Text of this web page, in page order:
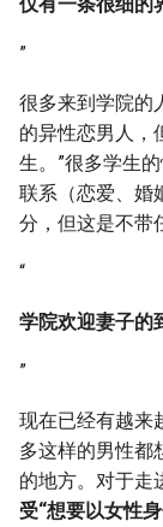
”
很多来到学院的
的异性恋男人，
生。”很多学生
联系（恋爱、婚
分，但这是不带
“
学院欢迎妻子的
”
现在已经有越来
多这样的男性都
的地方。对于走
受“想要以女性